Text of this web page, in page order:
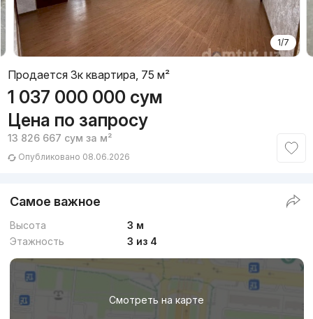
1/7
Продается 3к квартира, 75 м²
1 037 000 000 сум
Цена по запросу
13 826 667 сум за м²
Опубликовано 08.06.2026
Самое важное
Высота
3 м
Этажность
3 из 4
Смотреть на карте